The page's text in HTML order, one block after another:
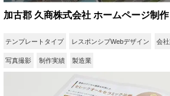
加古郡 久商株式会社 ホームページ制作
テンプレートタイプ レスポンシブWebデザイン 会
写真撮影 制作実績 製造業